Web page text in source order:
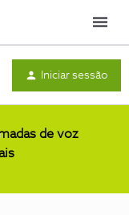
Menu
Iniciar sessão
de voz